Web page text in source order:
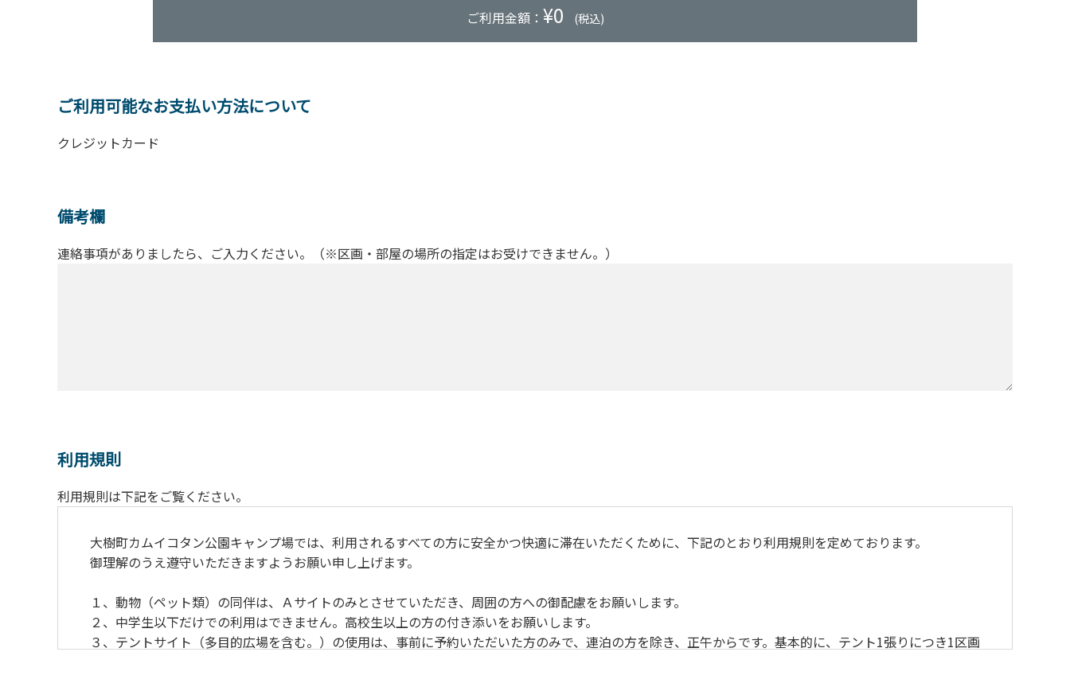
ご利用金額： ¥0 (税込)
ご利用可能なお支払い方法について
クレジットカード
備考欄
連絡事項がありましたら、ご入力ください。（※区画・部屋の場所の指定はお受けできません。）
利用規則
利用規則は下記をご覧ください。
大樹町カムイコタン公園キャンプ場では、利用されるすべての方に安全かつ快適に滞在いただくために、下記のとおり利用規則を定めております。
御理解のうえ遵守いただきますようお願い申し上げます。
１、動物（ペット類）の同伴は、Ａサイトのみとさせていただき、周囲の方への御配慮をお願いします。
２、中学生以下だけでの利用はできません。高校生以上の方の付き添いをお願いします。
３、テントサイト（多目的広場を含む。）の使用は、事前に予約いただいた方のみで、連泊の方を除き、正午からです。基本的に、テント1張りにつき1区画